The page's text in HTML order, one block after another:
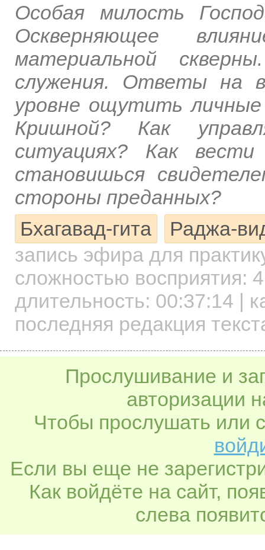
Особая милость
Оскверняющее
материальной
служения. Ответы на
уровне ощутить
Кришной? Как
ситуациях? Как
становишься
стороны преданных?
Бхагавад-гита
Раджа-
запись эфира для
сложностью восприятия: 4
длительность: 00:37:14 |
последняя редакция
Прослушивание и
авторизации
Чтобы прослушать или
Если вы еще не
Как войдёте на сайт,
слева